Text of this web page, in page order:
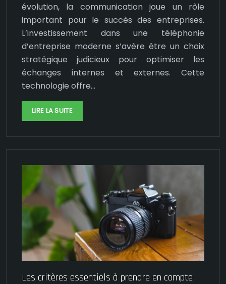
évolution, la communication joue un rôle
important pour le succès des entreprises.
L’investissement dans une téléphonie
d’entreprise moderne s’avère être un choix
stratégique judicieux pour optimiser les
échanges internes et externes. Cette
technologie offre…
LIRE LA SUITE
Les critères essentiels à prendre en compte